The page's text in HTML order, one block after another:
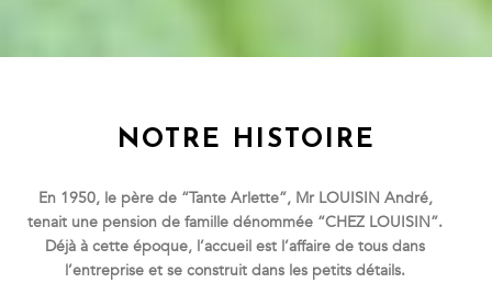
NOTRE HISTOIRE
En 1950, le père de “Tante Arlette”, Mr LOUISIN André,
tenait une pension de famille dénommée “CHEZ LOUISIN”.
Déjà à cette époque, l’accueil est l’affaire de tous dans
l’entreprise et se construit dans les petits détails.